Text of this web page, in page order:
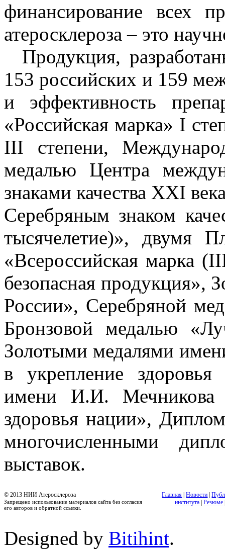
финансирование всех
атеросклероза – это
Продукция,
153 российских и 159
и эффективность
«Российская марка» I
III степени,
медалью Центра
знаками качества XXI
Серебряным знаком
тысячелетие)», двумя
«Всероссийская марка
безопасная продукция»,
России», Серебряной
Бронзовой медалью
Золотыми медалями
в укрепление
имени И.И. Мечникова
здоровья нации»,
многочисленными
выставок.
© 2013 НИИ Атеросклероза
Запрещено использование материалов сайта без согласия
его авторов и обратной ссылки.
Главная |Новости |
института |Резюме
Designed by Bitihint.